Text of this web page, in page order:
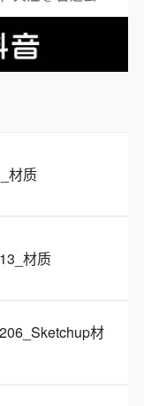
材质
材质
材